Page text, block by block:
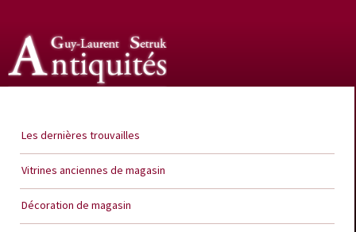
Les dernières trouvailles
Vitrines anciennes de magasin
Décoration de magasin